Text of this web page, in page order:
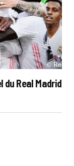
Real Madrid